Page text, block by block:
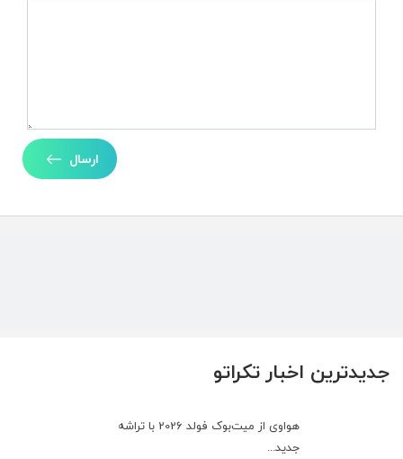
جدیدترین اخبار تکراتو
هواوی از میت‌بوک فولد 2026 با تراشه
جدید...
ارسال